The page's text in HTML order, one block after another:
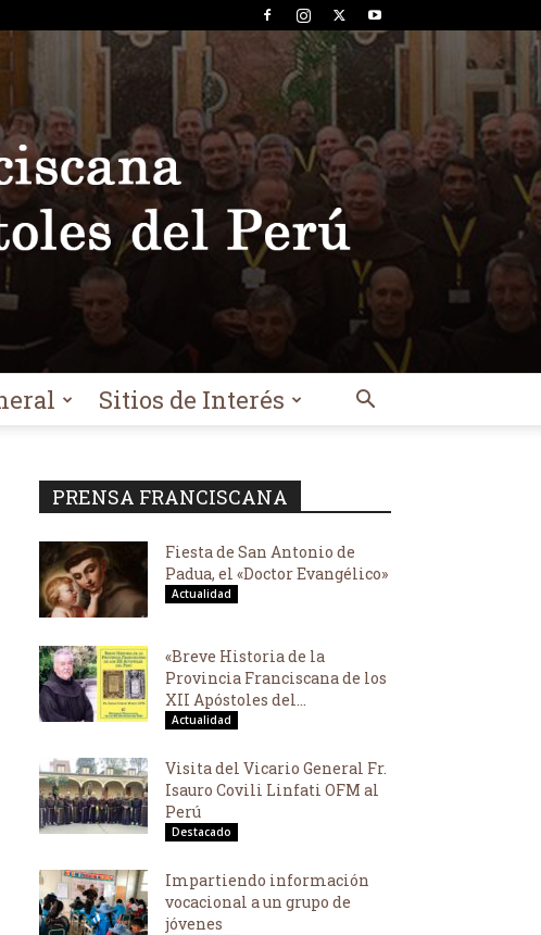
Sitios de Interés
PRENSA FRANCISCANA
Fiesta de San Antonio de
Padua, el «Doctor Evangélico»
Actualidad
«Breve Historia de la
Provincia Franciscana de los
XII Apóstoles del...
Actualidad
Visita del Vicario General Fr.
Isauro Covili Linfati OFM al
Perú
Destacado
Impartiendo información
vocacional a un grupo de
jóvenes